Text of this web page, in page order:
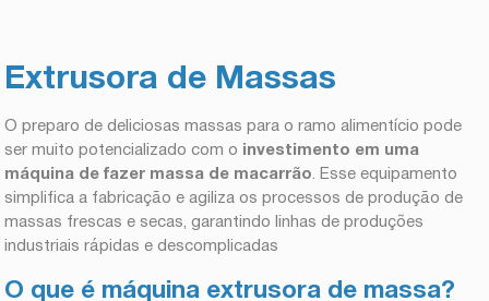
Extrusora de Massas
O preparo de deliciosas massas para o ramo alimentício pode
ser muito potencializado com o investimento em uma
máquina de fazer massa de macarrão. Esse equipamento
simplifica a fabricação e agiliza os processos de produção de
massas frescas e secas, garantindo linhas de produções
industriais rápidas e descomplicadas
O que é máquina extrusora de massa?